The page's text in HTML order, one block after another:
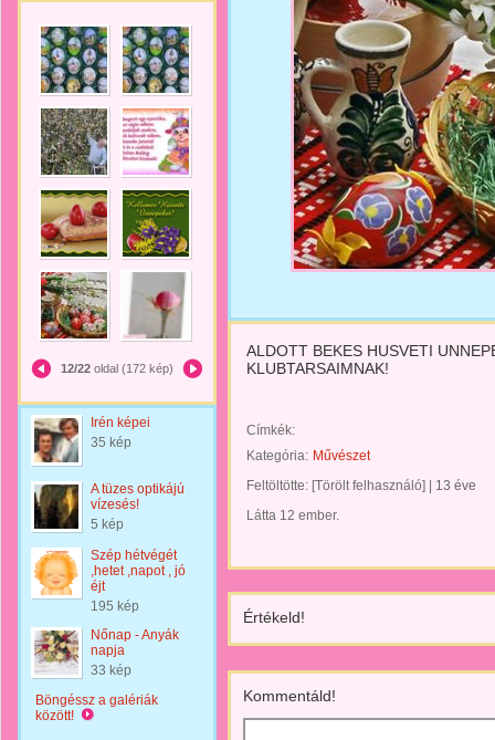
12/22 oldal (172 kép)
Irén képei
35 kép
A tüzes optikájú
vízesés!
5 kép
Szép hétvégét
,hetet ,napot , jó
éjt
195 kép
Nőnap - Anyák
napja
33 kép
Böngéssz a galériák
között!
ALDOTT BEKES HUSVETI
KLUBTARSAIMNAK!
Címkék:
Kategória: Művészet
Feltöltötte: [Törölt felhasználó]
13 éve
Látta 12 ember.
Értékeld!
Kommentáld!